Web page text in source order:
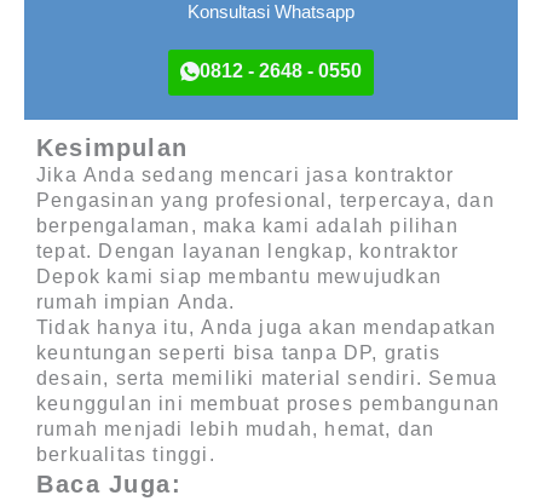
Konsultasi Whatsapp
0812 - 2648 - 0550
Kesimpulan
Jika Anda sedang mencari jasa kontraktor
Pengasinan yang profesional, terpercaya, dan
berpengalaman, maka kami adalah pilihan
tepat. Dengan layanan lengkap, kontraktor
Depok kami siap membantu mewujudkan
rumah impian Anda.
Tidak hanya itu, Anda juga akan mendapatkan
keuntungan seperti bisa tanpa DP, gratis
desain, serta memiliki material sendiri. Semua
keunggulan ini membuat proses pembangunan
rumah menjadi lebih mudah, hemat, dan
berkualitas tinggi.
Baca Juga: